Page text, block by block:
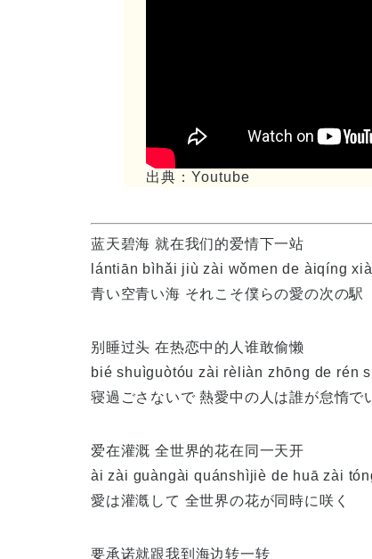
出典：Youtube
蓝天碧海 就在我们的爱情下一站
lántiān bìhǎi jiù zài wǒmen de àiqíng
青い空青い海 それこそ僕らの愛の次の駅
别睡过头 在热恋中的人谁敢偷懒
bié shuìguòtóu zài rèliàn zhōng de rén
寝過ごさないで 熱愛中の人は誰が怠惰で
爱在灌溉 全世界的花在同一天开
ài zài guàngài quánshìjiè de huā zài
愛は灌漑して 全世界の花が同時に咲く
要承诺就跟我到海边转一转